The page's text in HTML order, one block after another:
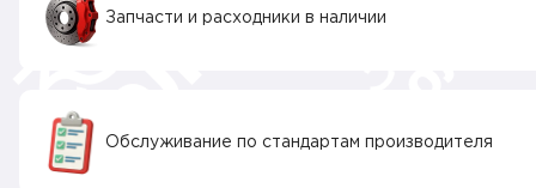
Запчасти и расходники в наличии
Обслуживание по стандартам производителя